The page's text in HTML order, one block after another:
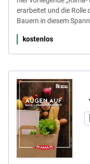
erarbeitet und die Rolle
Bauern in diesem
kostenlos